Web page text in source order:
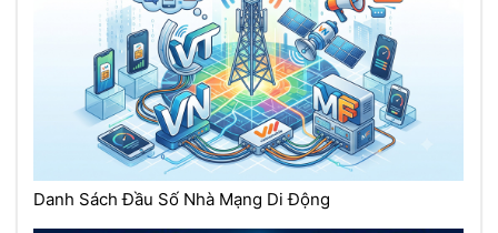
Danh Sách Đầu Số Nhà Mạng Di Động